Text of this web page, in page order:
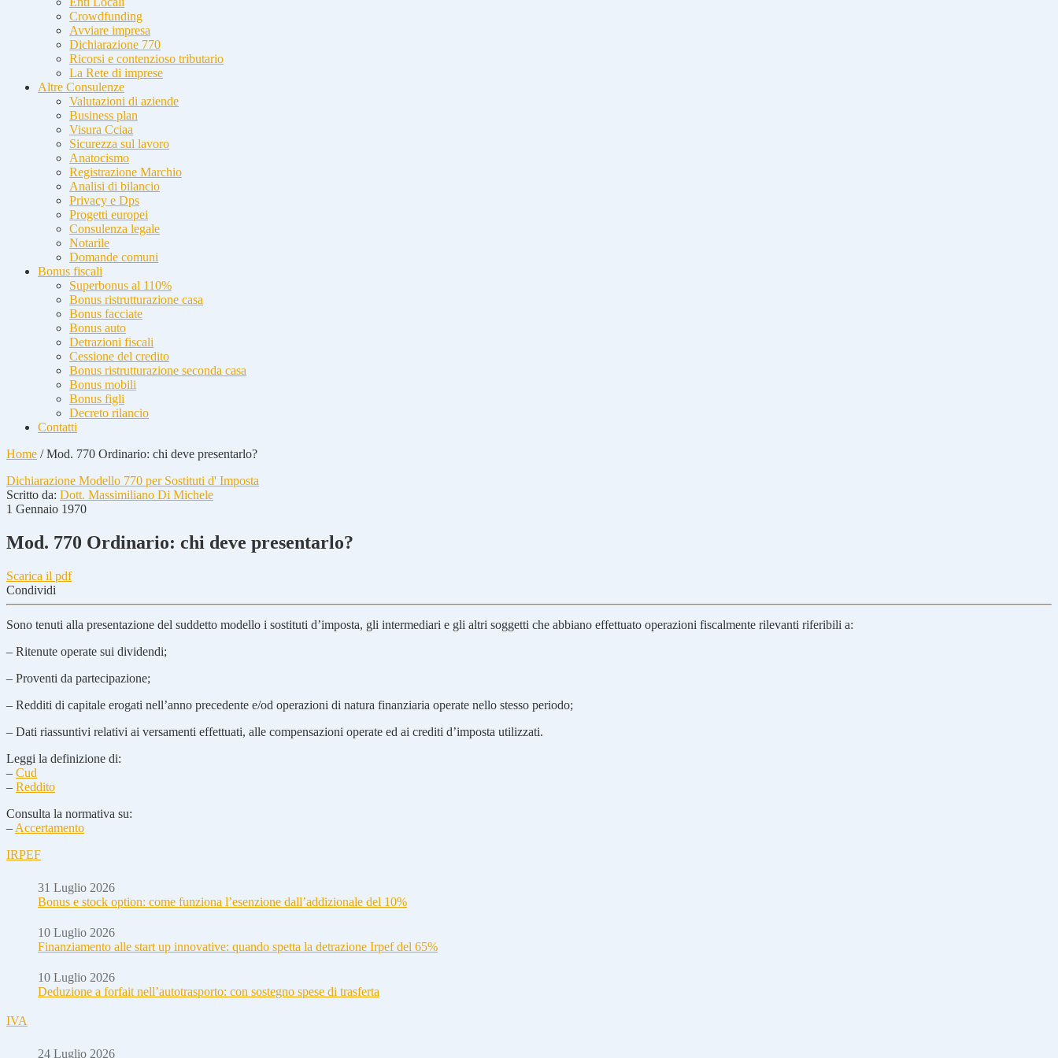
Crowdfunding
Avviare impresa
Dichiarazione 770
Ricorsi e contenzioso tributario
La Rete di imprese
Altre Consulenze
Valutazioni di aziende
Business plan
Visura Cciaa
Sicurezza sul lavoro
Anatocismo
Registrazione Marchio
Analisi di bilancio
Privacy e Dps
Progetti europei
Consulenza legale
Notarile
Domande comuni
Bonus fiscali
Superbonus al 110%
Bonus ristrutturazione casa
Bonus facciate
Bonus auto
Detrazioni fiscali
Cessione del credito
Bonus ristrutturazione seconda casa
Bonus mobili
Bonus figli
Decreto rilancio
Contatti
Home /Mod. 770 Ordinario: chi deve presentarlo?
Dichiarazione Modello 770 per Sostituti d' Imposta
Scritto da: Dott. Massimiliano Di Michele
1 Gennaio 1970
Mod. 770 Ordinario: chi deve presentarlo?
Scarica il pdf
Condividi
Sono tenuti alla presentazione del suddetto modello i sostituti d’imposta, gli intermediari e gli altri soggetti che abbiano effettuato operazioni fiscalmente rilevanti riferibili a:
– Ritenute operate sui dividendi;
– Proventi da partecipazione;
– Redditi di capitale erogati nell’anno precedente e/od operazioni di natura finanziaria operate nello stesso periodo;
– Dati riassuntivi relativi ai versamenti effettuati, alle compensazioni operate ed ai crediti d’imposta utilizzati.
Leggi la definizione di:
– Cud
– Reddito
Consulta la normativa su:
– Accertamento
IRPEF
31 Luglio 2026
Bonus e stock option: come funziona l’esenzione dall’addizionale del 10%
10 Luglio 2026
Finanziamento alle start up innovative: quando spetta la detrazione Irpef del 65%
10 Luglio 2026
Deduzione a forfait nell’autotrasporto: con sostegno spese di trasferta
IVA
24 Luglio 2026